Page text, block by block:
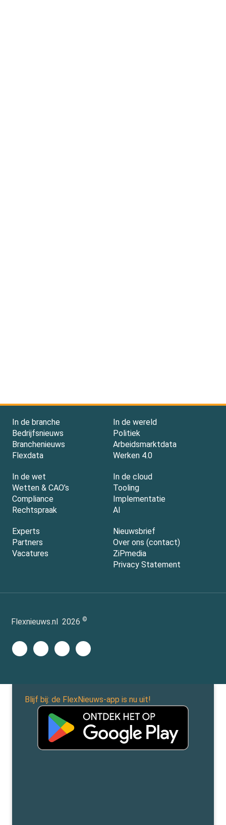
In de branche
Bedrijfsnieuws
Branchenieuws
Flexdata
In de wereld
Politiek
Arbeidsmarktdata
Werken 4.0
In de wet
Wetten & CAO’s
Compliance
Rechtspraak
In de cloud
Tooling
Implementatie
AI
Experts
Partners
Vacatures
Nieuwsbrief
Over ons (contact)
ZiPmedia
Privacy Statement
Flexnieuws.nl 2026 ©
Blijf bij: de FlexNieuws-app is nu uit!